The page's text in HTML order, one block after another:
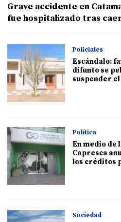
Grave accidente en
fue hospitalizado tras
Policiales
Escándalo:
difunto se
suspender
Política
En medio de
Capresca
los créditos
Sociedad